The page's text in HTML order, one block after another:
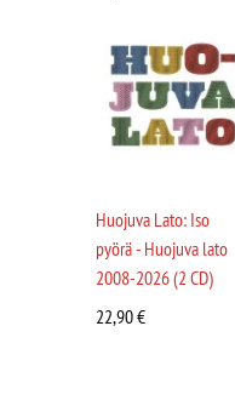
Huojuva Lato: Iso
pyörä - Huojuva lato
2008-2026 (2 CD)
22,90€